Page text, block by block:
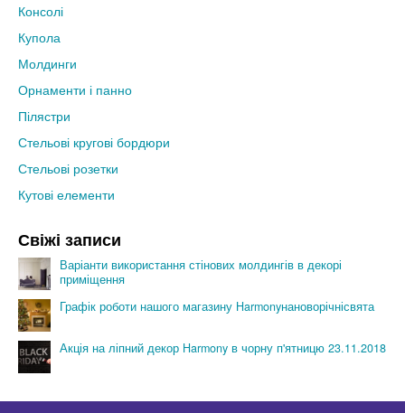
Консолі
Купола
Молдинги
Орнаменти і панно
Пілястри
Стельові кругові бордюри
Стельові розетки
Кутові елементи
Свіжі записи
Варіанти використання стінових молдингів в декорі
приміщення
Графік роботи нашого магазину Harmonyнановорічнісвята
Акція на ліпний декор Harmony в чорну п'ятницю 23.11.2018